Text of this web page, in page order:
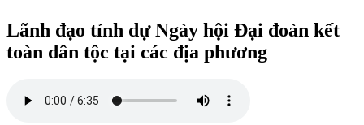
Lãnh đạo tỉnh dự Ngày hội Đại đoàn kết
toàn dân tộc tại các địa phương